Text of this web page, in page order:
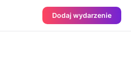
Dodaj wydarzenie